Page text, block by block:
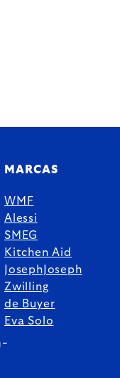
MARCAS
WMF
Alessi
SMEG
Kitchen Aid
JosephJoseph
Zwilling
de Buyer
Eva Solo